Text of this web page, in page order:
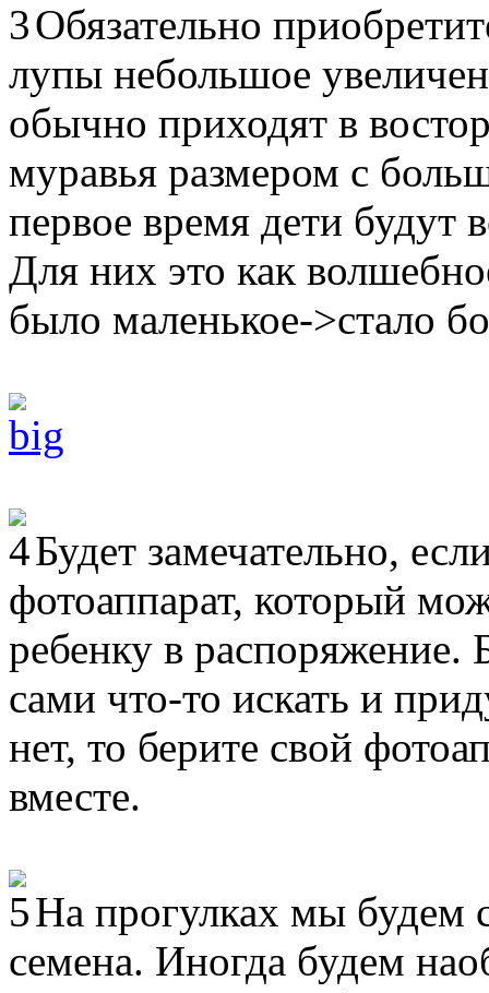
Обязательно
лупы небольшое
обычно приходят в
муравья размером с
первое время дети будут
Для них это как
было маленькое->стало
Будет замечательно,
фотоаппарат, который
ребенку в распоряжение.
сами что-то искать и
нет, то берите свой
вместе.
На прогулках мы будем
семена. Иногда будем